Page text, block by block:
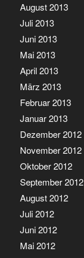
August 2013
Juli 2013
Juni 2013
Mai 2013
April 2013
März 2013
Februar 2013
Januar 2013
Dezember 2012
November 2012
Oktober 2012
September 2012
August 2012
Juli 2012
Juni 2012
Mai 2012